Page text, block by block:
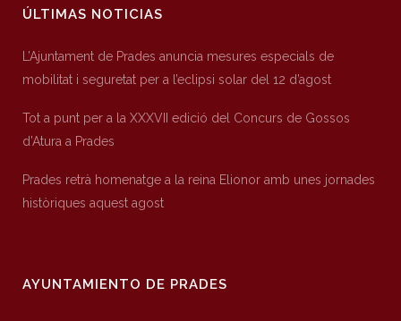
ÚLTIMAS NOTICIAS
L’Ajuntament de Prades anuncia mesures especials de
mobilitat i seguretat per a l’eclipsi solar del 12 d’agost
Tot a punt per a la XXXVII edició del Concurs de Gossos
d’Atura a Prades
Prades retrà homenatge a la reina Elionor amb unes jornades
històriques aquest agost
AYUNTAMIENTO DE PRADES